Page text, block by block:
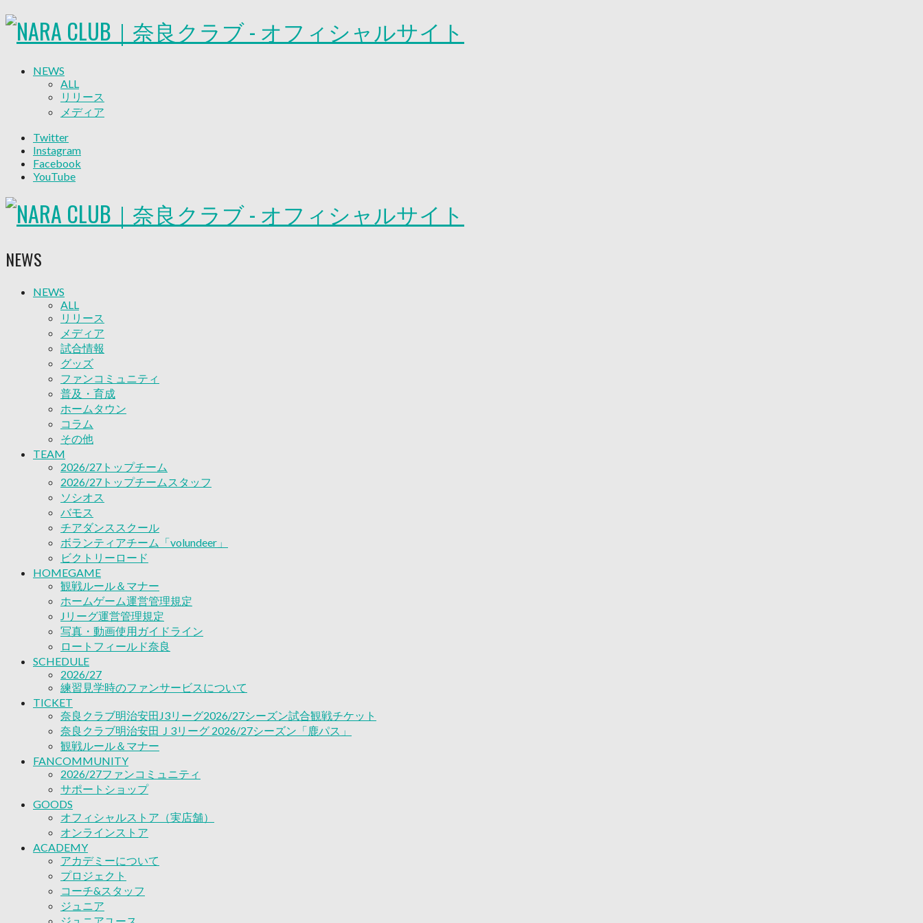
NEWS
ALL
リリース
メディア
グッズ
ファンコミュニティ
普及・育成
コラム
その他
バモス
チアダンススクール
ボランティアチーム「volundeer」
ビクトリーロード
HOMEGAME
観戦ルール＆マナー
ホームゲーム運営管理規定
Jリーグ運営管理規定
写真・動画使用ガイドライン
ロートフィールド奈良
SCHEDULE
2026/27
練習見学時のファンサービスについて
TICKET
奈良クラブ明治安田J3リーグ2026/27シーズン試合観戦チケット
奈良クラブ明治安田Ｊ3リーグ 2026/27シーズン「鹿パス」
観戦ルール＆マナー
FANCOMMUNITY
2026/27ファンコミュニティ
サポートショップ
GOODS
オフィシャルストア（実店舗）
オンラインストア
ACADEMY
アカデミーについて
プロジェクト
コーチ&スタッフ
ジュニア
ジュニアユース
ユース
練習拠点（ナラディーア）
SCHOOL
CLUB
2026/27 パートナー企業
パートナー募集
クラブ理念
クラブ情報
サステナビリティ
Web制作支援
応援プロジェクト
Twitter
Instagram
Facebook
YouTube
NEWS
NEWS
ALL
リリース
メディア
試合情報
グッズ
ファンコミュニティ
普及・育成
ホームタウン
コラム
その他
TEAM
2026/27トップチーム
2026/27トップチームスタッフ
ソシオス
バモス
チアダンススクール
ボランティアチーム「volundeer」
ビクトリーロード
HOMEGAME
観戦ルール＆マナー
ホームゲーム運営管理規定
Jリーグ運営管理規定
写真・動画使用ガイドライン
ロートフィールド奈良
SCHEDULE
2026/27
練習見学時のファンサービスについて
TICKET
奈良クラブ明治安田J3リーグ2026/27シーズン試合観戦チケット
奈良クラブ明治安田Ｊ3リーグ 2026/27シーズン「鹿パス」
観戦ルール＆マナー
FANCOMMUNITY
2026/27ファンコミュニティ
サポートショップ
GOODS
オフィシャルストア（実店舗）
オンラインストア
ACADEMY
アカデミーについて
プロジェクト
コーチ&スタッフ
ジュニア
ジュニアユース